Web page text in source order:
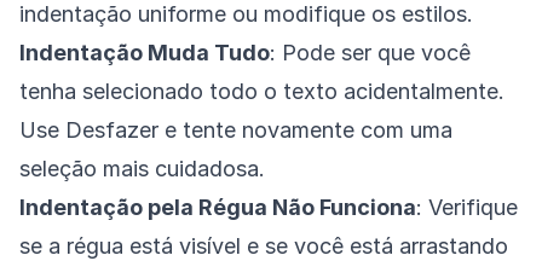
indentação uniforme ou modifique os estilos.
Indentação Muda Tudo: Pode ser que você
tenha selecionado todo o texto acidentalmente.
Use Desfazer e tente novamente com uma
seleção mais cuidadosa.
Indentação pela Régua Não Funciona: Verifique
se a régua está visível e se você está arrastando